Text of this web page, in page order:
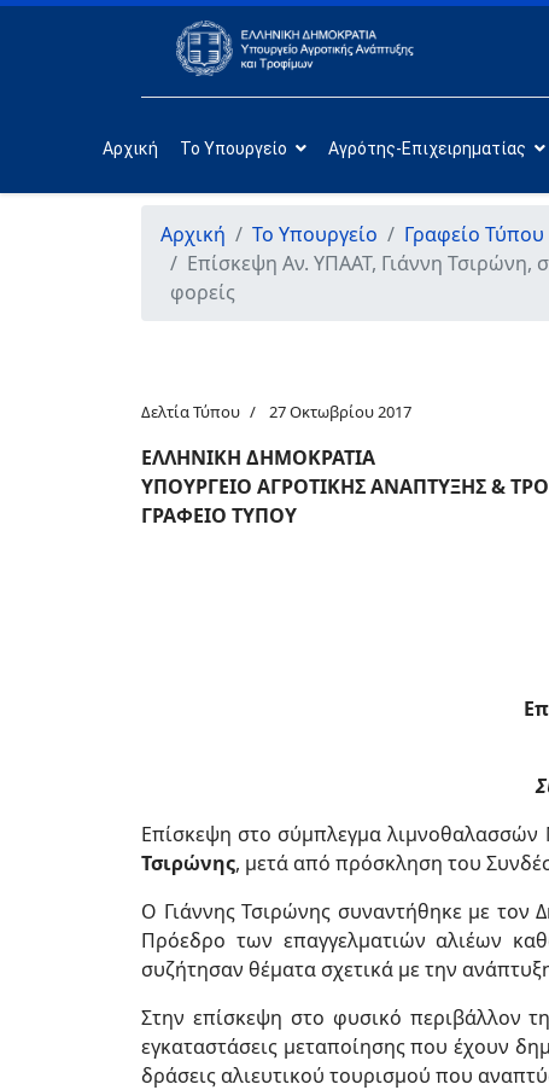
Αρχική Το Υπουργείο Αγρότης-Επιχειρηματίας
Αρχική Το Υπουργείο Γραφείο Τύπου
Επίσκεψη Αν. ΥΠΑΑΤ, Γιάννη Τσιρώνη,
φορείς
Δελτία Τύπου 27 Οκτωβρίου 2017
ΕΛΛΗΝΙΚΗ ΔΗΜΟΚΡΑΤΙΑ
ΥΠΟΥΡΓΕΙΟ ΑΓΡΟΤΙΚΗΣ ΑΝΑΠΤΥΞΗΣ &
ΓΡΑΦΕΙΟ ΤΥΠΟΥ
Επίσκεψη στο σύμπλεγμα λιμνοθαλασσών
Τσιρώνης, μετά από πρόσκληση του
Ο Γιάννης Τσιρώνης συναντήθηκε με τον
Πρόεδρο των επαγγελματιών αλιέων
συζήτησαν θέματα σχετικά με την
Στην επίσκεψη στο φυσικό περιβάλλον
εγκαταστάσεις μεταποίησης που έχουν
δράσεις αλιευτικού τουρισμού που